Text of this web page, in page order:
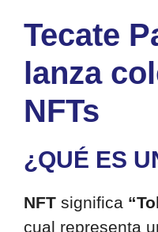
Tecate
lanza
NFTs
¿QUÉ ES
NFT significa
cual representa